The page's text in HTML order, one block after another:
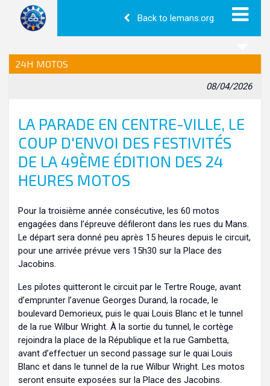
Back to lemans.org
24H MOTOS
08/04/2026
LA PARADE EN CENTRE-VILLE, LE
COUP D'ENVOI DES FESTIVITÉS
DE LA 49ÈME ÉDITION DES 24
HEURES MOTOS
Pour la troisième année consécutive, les 60 motos
engagées dans l’épreuve défileront dans les rues du Mans.
Le départ sera donné peu après 15 heures depuis le circuit,
pour une arrivée prévue vers 15h30 sur la Place des
Jacobins.
Les pilotes quitteront le circuit par le Tertre Rouge, avant
d’emprunter l’avenue Georges Durand, la rocade, le
boulevard Demorieux, puis le quai Louis Blanc et le tunnel
de la rue Wilbur Wright. À la sortie du tunnel, le cortège
rejoindra la place de la République et la rue Gambetta,
avant d’effectuer un second passage sur le quai Louis
Blanc et dans le tunnel de la rue Wilbur Wright. Les motos
seront ensuite exposées sur la Place des Jacobins.